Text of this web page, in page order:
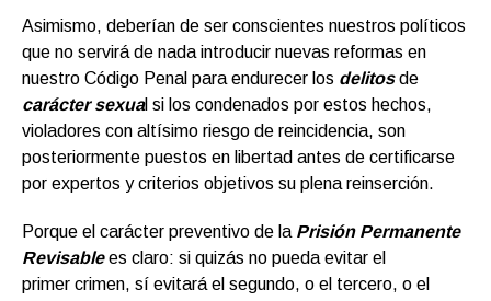
Asimismo, deberían de ser conscientes nuestros políticos
que no servirá de nada introducir nuevas reformas en
nuestro Código Penal para endurecer los delitosde
carácter sexual si los condenados por estos hechos,
violadores con altísimo riesgo de reincidencia, son
posteriormente puestos en libertad antes de certificarse
por expertos y criterios objetivos su plena reinserción.
Porque el carácter preventivo de la Prisión Permanente
Revisablees claro: si quizás no pueda evitar el
primer crimen, sí evitará el segundo, o el tercero, o el